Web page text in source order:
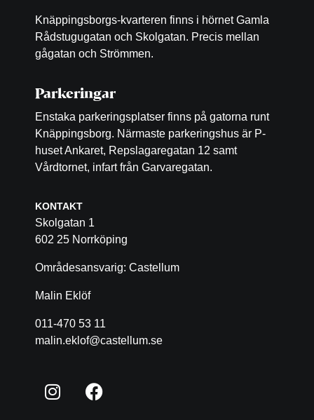
Knäppingsborgs-kvarteren finns i hörnet Gamla
Rådstugugatan och Skolgatan. Precis mellan
gågatan och Strömmen.
Parkeringar
Enstaka parkeringsplatser finns på gatorna runt
Knäppingsborg. Närmaste parkeringshus är P-
huset Ankaret, Repslagaregatan 12 samt
Vårdtornet, infart från Garvaregatan.
KONTAKT
Skolgatan 1
602 25 Norrköping
Områdesansvarig: Castellum
Malin Eklöf
011-470 53 11
malin.eklof@castellum.se